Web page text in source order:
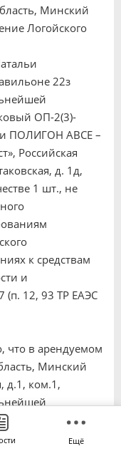
Минский
Логойского
22з
ОП-2(3)-
ПОЛИГОН АВСЕ –
Российская
д. 1д,
1 шт., не
к средствам
и
(п. 12, 93 ТР ЕАЭС
что в арендуемом
Минский
д.1, ком.1,
каналы), в
Ещё